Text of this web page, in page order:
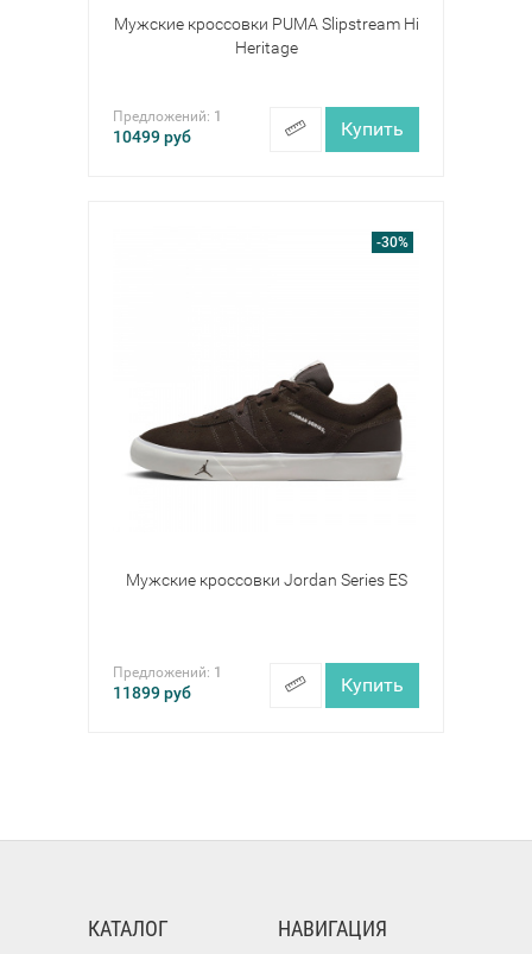
Мужские кроссовки PUMA Slipstream Hi
Heritage
Предложений: 1
10499руб Купить
-30%
Мужские кроссовки Jordan Series ES
Предложений: 1
11899руб Купить
КАТАЛОГ НАВИГАЦИЯ